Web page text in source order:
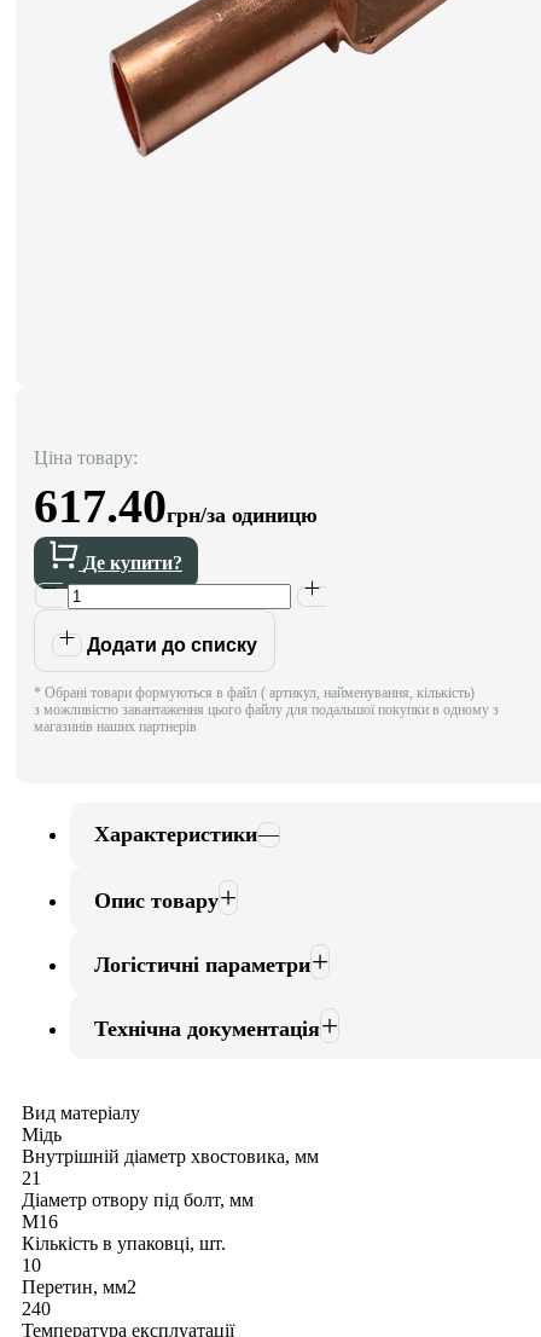
Ціна товару:
617.40грн/за одиницю
Де купити?
Додати до списку
* Обрані товари формуються в файл ( артикул, найменування, кількість)
з можливістю завантаження цього файлу для подальшої покупки в одному з
магазинів наших партнерів
Характеристики
Опис товару
Логістичні параметри
Технічна документація
Вид матеріалу
Мідь
Внутрішній діаметр хвостовика, мм
21
Діаметр отвору під болт, мм
M16
Кількість в упаковці, шт.
10
Перетин, мм2
240
Температура експлуатації